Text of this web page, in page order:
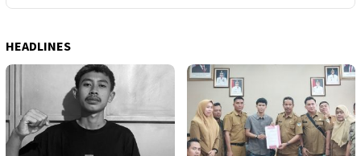
HEADLINES